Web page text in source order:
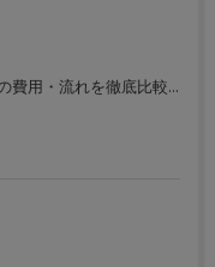
一戸建ての注文住宅の費用・流れを徹底比較！失敗ゼロを目指すためのガイド